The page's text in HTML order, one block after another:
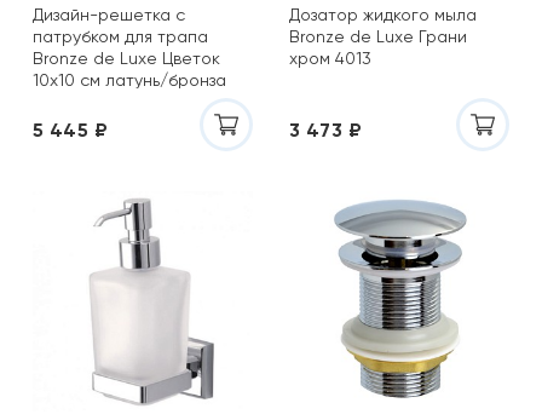
Дизайн-решетка с
патрубком для трапа
Bronze de Luxe Цветок
10х10 см латунь/бронза
5 445 ₽
Дозатор жидкого мыла
Bronze de Luxe Грани
хром 4013
3 473 ₽